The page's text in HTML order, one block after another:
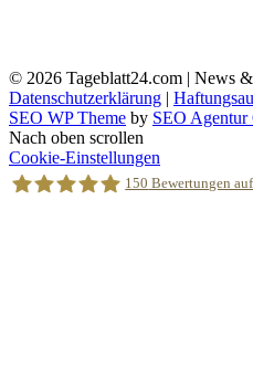
© 2026 Tageblatt24.com | News
Datenschutzerklärung |
SEO WP Theme by SEO Agentur
Nach oben scrollen
Cookie-Einstellungen
150 Bewertungen